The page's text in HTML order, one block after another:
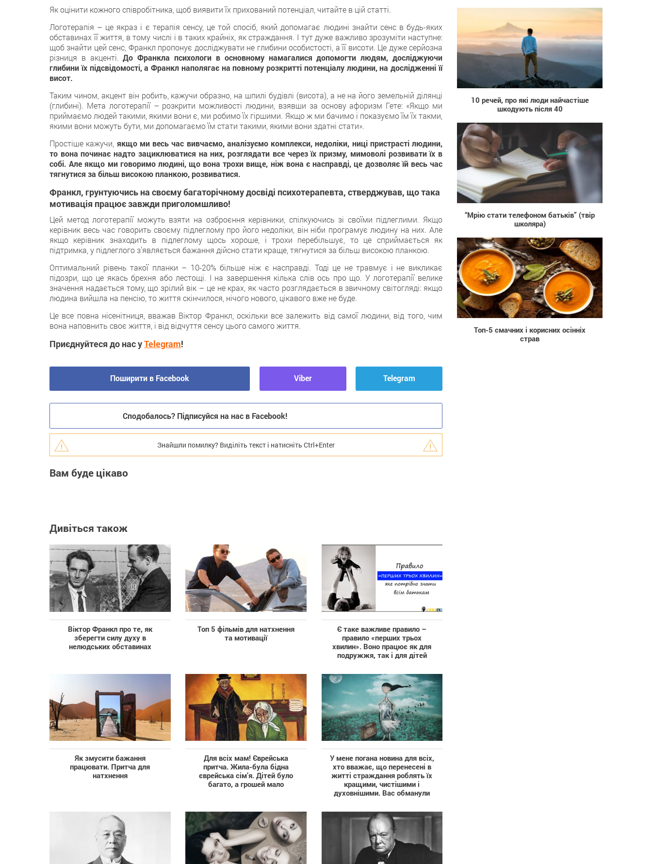
Як оцінити кожного співробітника, щоб виявити їх прихований потенціал, читайте в цій статті.
Логотерапія – це якраз і є терапія сенсу, це той спосіб, який допомагає людині знайти сенс в будь-яких
обставинах її життя, в тому числі і в таких крайніх, як страждання. І тут дуже важливо зрозуміти наступне:
щоб знайти цей сенс, Франкл пропонує досліджувати не глибини особистості, а її висоти. Це дуже серйозна
різниця в акценті.До Франкла психологи в основному намагалися допомогти людям, досліджуючи
глибини їх підсвідомості, а Франкл наполягає на повному розкритті потенціалу людини, на дослідженні її
висот.
Таким чином, акцент він робить, кажучи образно, на шпилі будівлі (висота), а не на його земельній ділянці
(глибині). Мета логотерапії – розкрити можливості людини, взявши за основу афоризм Гете: «Якщо ми
приймаємо людей такими, якими вони є, ми робимо їх гіршими. Якщо ж ми бачимо і показуємо їм їх такми,
якими вони можуть бути, ми допомагаємо їм стати такими, якими вони здатні стати».
Простіше кажучи, якщо ми весь час вивчаємо, аналізуємо комплекси, недоліки, ниці пристрасті людини,
то вона починає надто зациклюватися на них, розглядати все через їх призму, мимоволі розвивати їх в
собі. Але якщо ми говоримо людині, що вона трохи вище, ніж вона є насправді, це дозволяє їй весь час
тягнутися за більш високою планкою, розвиватися.
Франкл, грунтуючись на своєму багаторічному досвіді психотерапевта, стверджував, що така
мотивація працює завжди приголомшливо!
Цей метод логотерапії можуть взяти на озброєння керівники, спілкуючись зі своїми підлеглими. Якщо
керівник весь час говорить своєму підлеглому про його недоліки, він ніби програмує людину на них. Але
якщо керівник знаходить в підлеглому щось хороше, і трохи перебільшує, то це сприймається як
підтримка, у підлеглого з’являється бажання дійсно стати краще, тягнутися за більш високою планкою.
Оптимальний рівень такої планки – 10-20% більше ніж є насправді. Тоді це не травмує і не викликає
підозри, що це якась брехня або лестощі. І на завершення кілька слів ось про що. У логотерапії велике
значення надається тому, що зрілий вік – це не крах, як часто розглядається в звичному світогляді: якщо
людина вийшла на пенсію, то життя скінчилося, нічого нового, цікавого вже не буде.
Це все повна нісенітниця, вважав Віктор Франкл, оскільки все залежить від самої людини, від того, чим
вона наповнить своє життя, і від відчуття сенсу цього самого життя.
Приєднуйтеся до нас уTelegram!
Поширити в Facebook Viber Telegram
Сподобалось? Підписуйся на нас в Facebook!
Знайшли помилку? Виділіть текст і натисніть Ctrl+Enter
Вам буде цікаво
Дивіться також
Віктор Франкл про те, як
зберегти силу духу в
нелюдських обставинах
Топ 5 фільмів для натхнення
та мотивації
Є таке важливе правило –
правило «перших трьох
хвилин». Воно працює як для
подружжя, так і для дітей
Як змусити бажання
працювати. Притча для
натхнення
Для всіх мам! Єврейська
притча. Жила-була бідна
єврейська сім’я. Дітей було
багато, а грошей мало
У мене погана новина для всіх,
хто вважає, що перенесені в
житті страждання роблять їх
кращими, чистішими і
духовнішими. Вас обманули
10 речей, про які люди найчастіше
шкодують після 40
495
“Мрію стати телефоном батьків” (твір
школяра)
1 229
Топ-5 смачних і корисних осінніх
страв